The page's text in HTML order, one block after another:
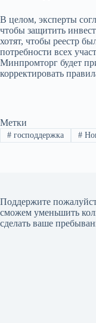
В целом, эксперты
чтобы защитить
хотят, чтобы реестр
потребности всех
Минпромторг будет
корректировать
Метки
#господдержка #
Поддержите
сможем уменьшить
сделать ваше